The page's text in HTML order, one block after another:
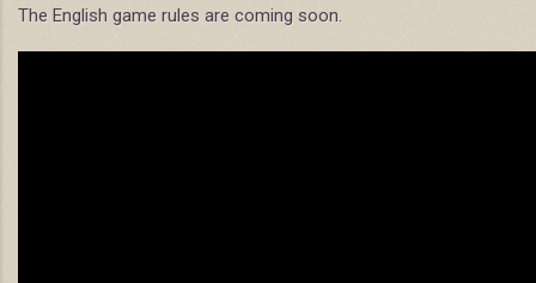
The English game rules are coming soon.